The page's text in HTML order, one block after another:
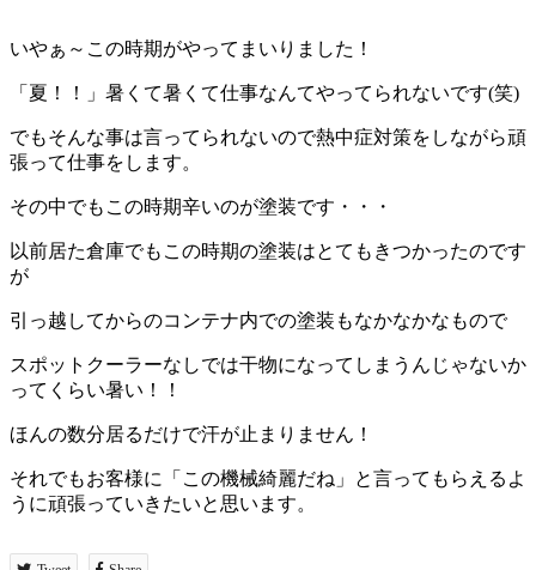
いやぁ～この時期がやってまいりました！
「夏！！」暑くて暑くて仕事なんてやってられないです(笑)
でもそんな事は言ってられないので熱中症対策をしながら頑
張って仕事をします。
その中でもこの時期辛いのが塗装です・・・
以前居た倉庫でもこの時期の塗装はとてもきつかったのです
が
引っ越してからのコンテナ内での塗装もなかなかなもので
スポットクーラーなしでは干物になってしまうんじゃないか
ってくらい暑い！！
ほんの数分居るだけで汗が止まりません！
それでもお客様に「この機械綺麗だね」と言ってもらえるよ
うに頑張っていきたいと思います。